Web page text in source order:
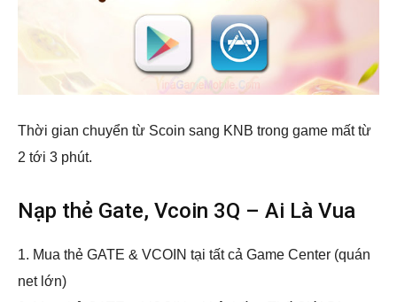
Thời gian chuyển từ Scoin sang KNB trong game mất từ
2 tới 3 phút.
Nạp thẻ Gate, Vcoin 3Q – Ai Là Vua
1. Mua thẻ GATE & VCOIN tại tất cả Game Center (quán
net lớn)